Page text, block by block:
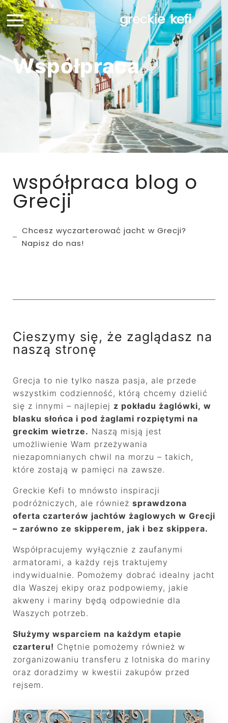
Współpraca
współpraca blog o
Grecji
Chcesz wyczarterować jacht w Grecji?
Napisz do nas!
Cieszymy się, że zaglądasz na
naszą stronę
Grecja to nie tylko nasza pasja, ale przede
wszystkim codzienność, którą chcemy dzielić
się z innymi – najlepiej z pokładu żaglówki, w
blasku słońca i pod żaglami rozpiętymi na
greckim wietrze. Naszą misją jest
umożliwienie Wam przeżywania
niezapomnianych chwil na morzu – takich,
które zostają w pamięci na zawsze.
Greckie Kefi to mnówsto inspiracji
podróżniczych, ale również sprawdzona
oferta czarterów jachtów żaglowych w Grecji
– zarówno ze skipperem, jak i bez skippera.
Współpracujemy wyłącznie z zaufanymi
armatorami, a każdy rejs traktujemy
indywidualnie. Pomożemy dobrać idealny jacht
dla Waszej ekipy oraz podpowiemy, jakie
akweny i mariny będą odpowiednie dla
Waszych potrzeb.
Służymy wsparciem na każdym etapie
czarteru! Chętnie pomożemy również w
zorganizowaniu transferu z lotniska do mariny
oraz doradzimy w kwestii zakupów przed
rejsem.